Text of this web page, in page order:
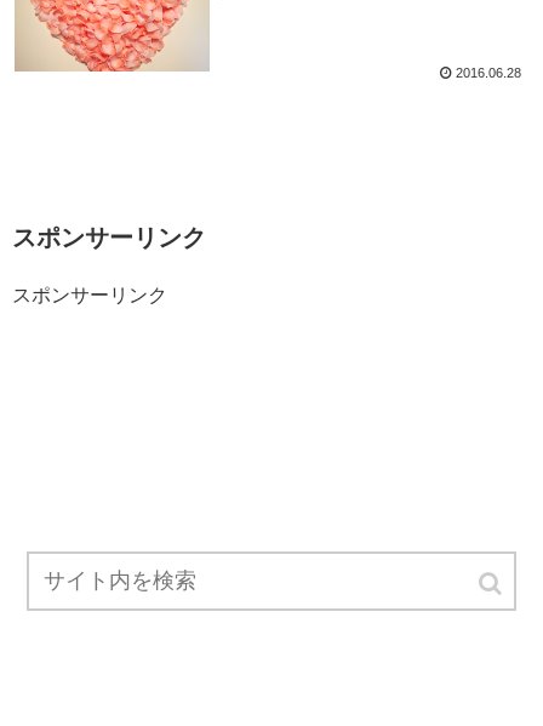
2016.06.28
スポンサーリンク
スポンサーリンク